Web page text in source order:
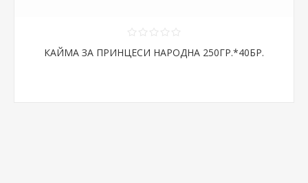
КАЙМА ЗА ПРИНЦЕСИ НАРОДНА 250ГР.*40БР.